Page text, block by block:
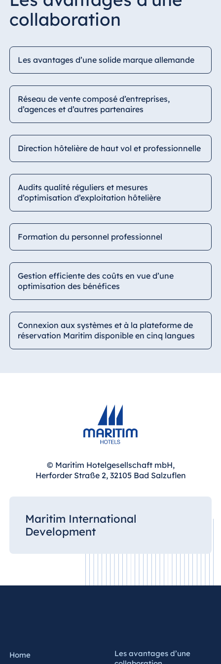
collaboration
Les avantages d’une solide marque allemande
Réseau de vente composé d’entreprises,
d’agences et d’autres partenaires
Direction hôtelière de haut vol et professionnelle
Audits qualité réguliers et mesures
d’optimisation d’exploitation hôtelière
Formation du personnel professionnel
Gestion efficiente des coûts en vue d’une
optimisation des bénéfices
Connexion aux systèmes et à la plateforme de
réservation Maritim disponible en cinq langues
© Maritim Hotelgesellschaft mbH,
Herforder Straße 2, 32105 Bad Salzuflen
Maritim International
Development
Home
Les avantages d’une